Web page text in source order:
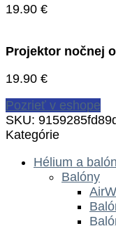
19.90 €
Projektor nočnej
19.90 €
Pozrieť v eshope
SKU:
Kategórie
Hélium a
Balóny